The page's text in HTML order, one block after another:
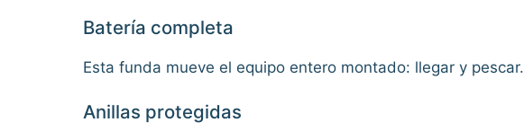
Batería completa
Esta funda mueve el equipo entero montado: llegar y pescar.
Anillas protegidas